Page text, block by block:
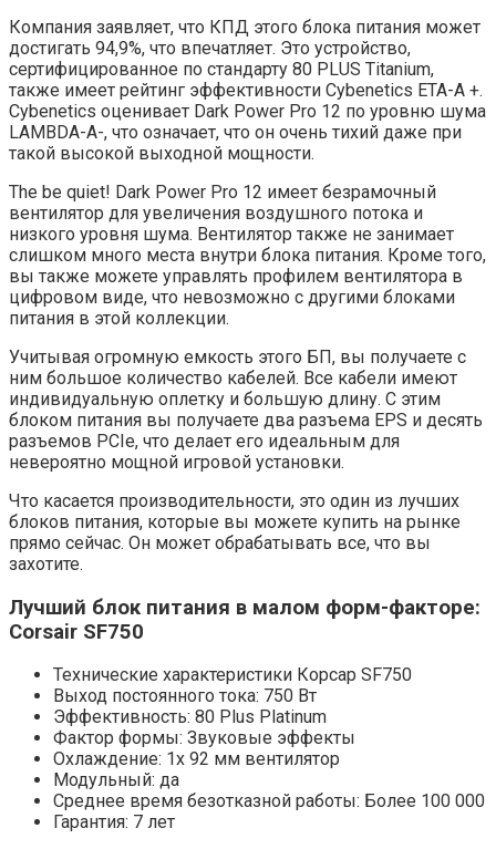
Компания заявляет, что КПД этого блока питания может
достигать 94,9%, что впечатляет. Это устройство,
сертифицированное по стандарту 80 PLUS Titanium,
также имеет рейтинг эффективности Cybenetics ETA-A +.
Cybenetics оценивает Dark Power Pro 12 по уровню шума
LAMBDA-A-, что означает, что он очень тихий даже при
такой высокой выходной мощности.
The be quiet! Dark Power Pro 12 имеет безрамочный
вентилятор для увеличения воздушного потока и
низкого уровня шума. Вентилятор также не занимает
слишком много места внутри блока питания. Кроме того,
вы также можете управлять профилем вентилятора в
цифровом виде, что невозможно с другими блоками
питания в этой коллекции.
Учитывая огромную емкость этого БП, вы получаете с
ним большое количество кабелей. Все кабели имеют
индивидуальную оплетку и большую длину. С этим
блоком питания вы получаете два разъема EPS и десять
разъемов PCIe, что делает его идеальным для
невероятно мощной игровой установки.
Что касается производительности, это один из лучших
блоков питания, которые вы можете купить на рынке
прямо сейчас. Он может обрабатывать все, что вы
захотите.
Лучший блок питания в малом форм-факторе:
Corsair SF750
Технические характеристики Корсар SF750
Выход постоянного тока: 750 Вт
Эффективность: 80 Plus Platinum
Фактор формы: Звуковые эффекты
Охлаждение: 1x 92 мм вентилятор
Модульный: да
Среднее время безотказной работы: Более 100 000
Гарантия: 7 лет